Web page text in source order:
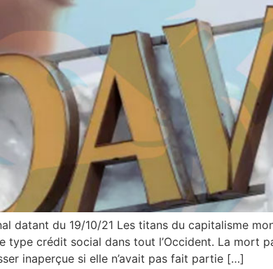
datant du 19/10/21 Les titans du capitalisme
type crédit social dans tout l’Occident. La mort
inaperçue si elle n’avait pas fait partie […]